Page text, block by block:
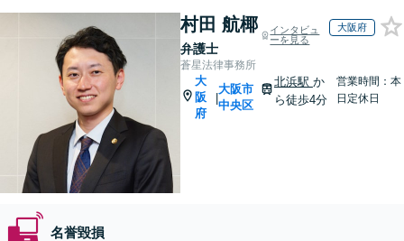
村田 航椰
弁護士
インタビュ
ーを見る
大阪府
蒼星法律事務所
大
阪
府
|
大阪市
中央区
北浜駅 か
ら徒歩4分
営業時間：本
日定休日
名誉毀損